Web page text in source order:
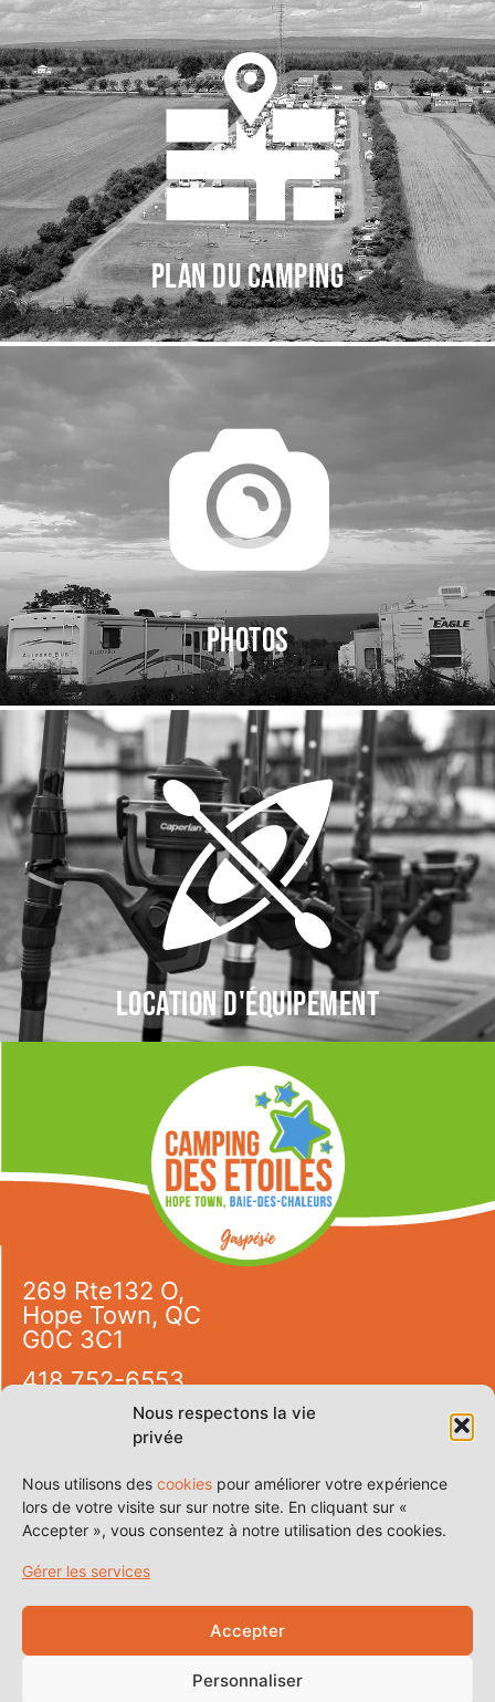
Nous respectons la vie
privée
Nous utilisons des cookies pour améliorer votre expérience
lors de votre visite sur sur notre site. En cliquant sur «
Accepter », vous consentez à notre utilisation des cookies.
Gérer les services
Accepter
Personnaliser
Plan du camping
Photos
Location d'équipement
269 Rte132 O,
Hope Town, QC
G0C 3C1
418 752-6553
info@campingdesetoiles.com
9h30 à 20h00
Certificat d’enregistrement
de Tourisme Québec : 206743
Réservez